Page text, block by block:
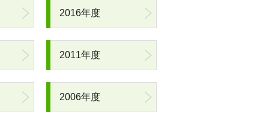
2016年度
2011年度
2006年度